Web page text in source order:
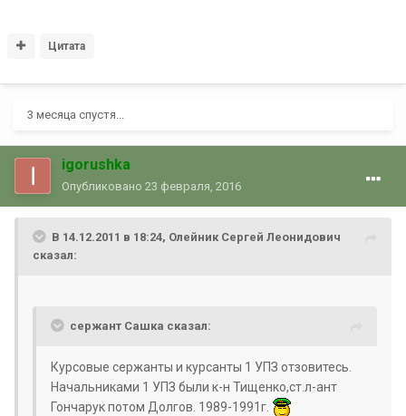
Цитата
3 месяца спустя...
igorushka
Опубликовано 23 февраля, 2016
В 14.12.2011 в 18:24, Олейник Сергей Леонидович
сказал:
сержант Сашка сказал:
Курсовые сержанты и курсанты 1 УПЗ отзовитесь.
Начальниками 1 УПЗ были к-н Тищенко,ст.л-ант
Гончарук потом Долгов. 1989-1991г.